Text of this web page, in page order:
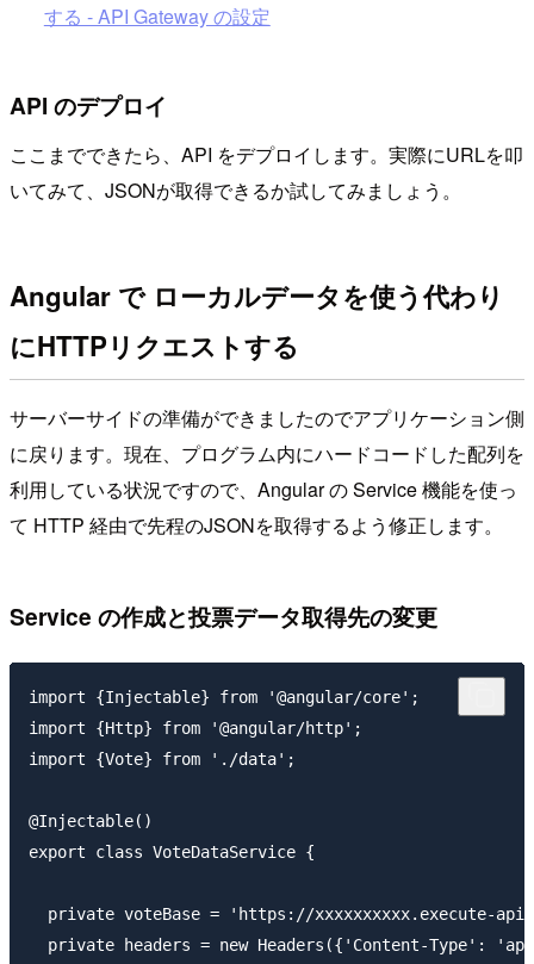
する - API Gateway の設定
API のデプロイ
ここまでできたら、API をデプロイします。実際にURLを叩
いてみて、JSONが取得できるか試してみましょう。
Angular で ローカルデータを使う代わり
にHTTPリクエストする
サーバーサイドの準備ができましたのでアプリケーション側
に戻ります。現在、プログラム内にハードコードした配列を
利用している状況ですので、Angular の Service 機能を使っ
て HTTP 経由で先程のJSONを取得するよう修正します。
Service の作成と投票データ取得先の変更
import {Injectable} from '@angular/core';
import {Http} from '@angular/http';
import {Vote} from './data';
@Injectable()
export class VoteDataService {
private voteBase = 'https://xxxxxxxxxx.execute-
private headers = new Headers({'Content-Type':